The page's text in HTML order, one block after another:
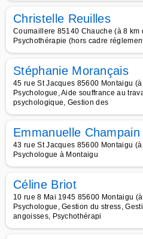
Christelle Reuilles
Coumaillere 85140 Chauche (à 8 km
Psychothérapie (hors cadre
Stéphanie Morançais
45 rue St Jacques 85600 Montaigu
Psychologue, Aide souffrance au
psychologique, Gestion des
Emmanuelle Champain
43 rue St Jacques 85600 Montaigu
Psychologue à Montaigu
Céline Briot
10 rue 8 Mai 1945 85600 Montaigu
Psychologue, Gestion du stress,
angoisses, Psychothérapi